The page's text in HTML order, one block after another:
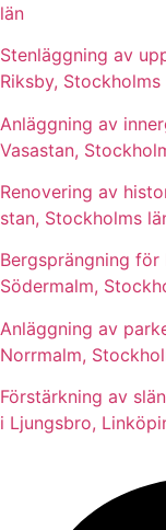
län
Stenläggning av
Riksby, Stockholms
Anläggning av
Vasastan,
Renovering av
stan, Stockholms
Bergsprängning
Södermalm,
Anläggning av
Norrmalm,
Förstärkning av
i Ljungsbro,